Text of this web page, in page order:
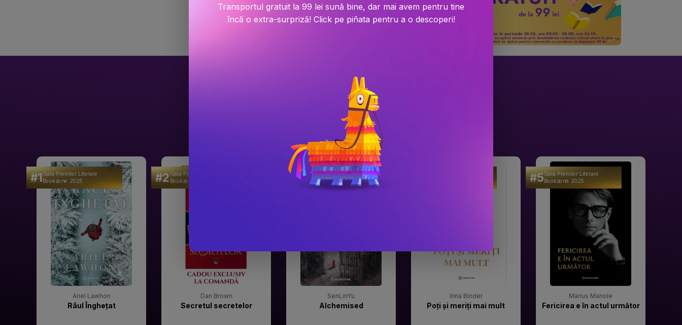
#1Gala Premilor Literare
Bookzone 2025
Ariel Lawhon
Râul Înghețat
#2Gala Premilor Literare
Bookzone 2025
Dan Brown
Secretul secretelor
#3 Gala Premilor Literare
Bookzone 2025
SenLinYu
Alchemised
Irina Binder
Poți și meriți mai mult
#5Gala Premilor Literare
Bookzone 2025
Marius Manole
Fericirea e în actul următor
Transportul gratuit la 99 lei sună bine, dar mai avem pentru tine
încă o extra-surpriză! Click pe piñata pentru a o descoperi!